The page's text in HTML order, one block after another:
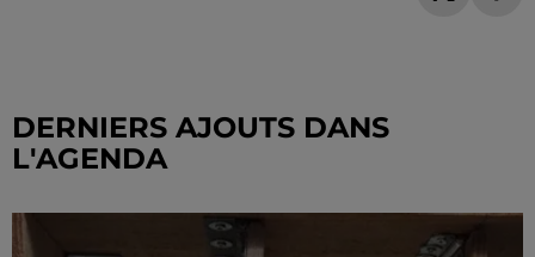
DERNIERS AJOUTS DANS
L'AGENDA